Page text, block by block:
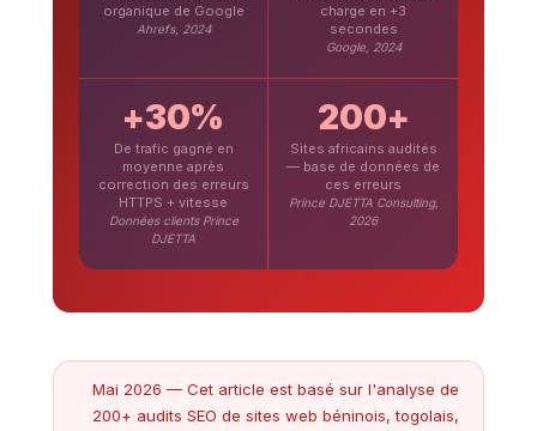
organique de Google
Ahrefs, 2024
charge en +3
secondes
Google, 2024
+30%
De trafic gagné en
moyenne après
correction des erreurs
HTTPS + vitesse
Données clients Prince
DJETTA
200+
Sites africains audités
— base de données de
ces erreurs
Prince DJETTA Consulting,
2026
Mai 2026 — Cet article est basé sur l'analyse de
200+ audits SEO de sites web béninois, togolais,